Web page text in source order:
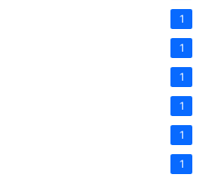
1
1
1
1
1
1